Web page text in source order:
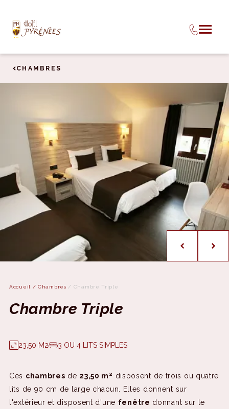
CHAMBRES
Accueil /Chambres / Chambre Triple
Chambre Triple
23,50 M2 3 OU 4 LITS SIMPLES
Ces chambres de 23,50 m² disposent de trois ou quatre
lits de 90 cm de large chacun. Elles donnent sur
l'extérieur et disposent d'une fenêtre donnant sur le